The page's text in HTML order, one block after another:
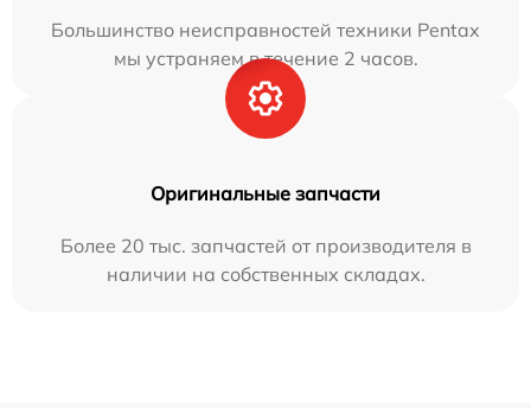
Большинство неисправностей техники Pentax
мы устраняем в течение 2 часов.
Оригинальные запчасти
Более 20 тыс. запчастей от производителя в
наличии на собственных складах.